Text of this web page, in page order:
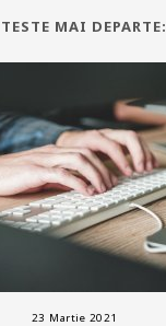
MAI DEPARTE:
23 Martie 2021